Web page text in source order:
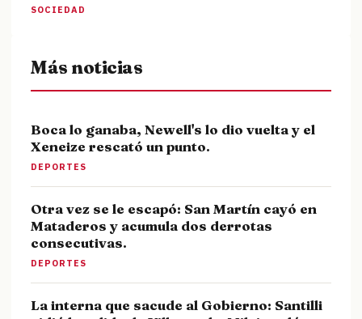
SOCIEDAD
Más noticias
Boca lo ganaba, Newell's lo dio vuelta y el
Xeneize rescató un punto.
DEPORTES
Otra vez se le escapó: San Martín cayó en
Mataderos y acumula dos derrotas
consecutivas.
DEPORTES
La interna que sacude al Gobierno: Santilli